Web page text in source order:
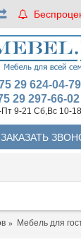
29 624-04-79
29 297-66-02
9-21 Сб,Вс 10-18
ЗАКАЗАТЬ
Мебель для